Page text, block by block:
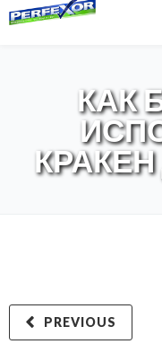
КАК
КРАКЕН
PREVIOUS